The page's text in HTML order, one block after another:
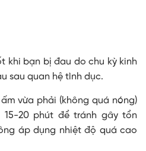
khi bạn bị đau do chu kỳ kinh
sau quan hệ tình dục.
vừa phải (không quá nóng)
15-20 phút để tránh gây tổn
áp dụng nhiệt độ quá cao